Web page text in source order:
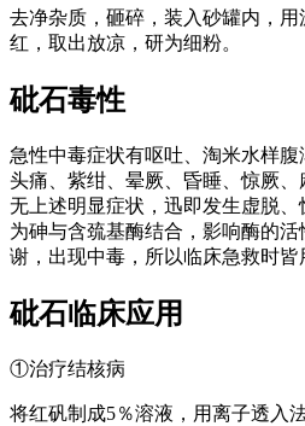
去净杂质，砸碎，装入砂罐内，
红，取出放凉，研为细粉。
砒石毒性
急性中毒症状有呕吐、淘米水样腹
头痛、紫绀、晕厥、昏睡、惊厥
无上述明显症状，迅即发生虚脱
为砷与含巯基酶结合，影响酶的
谢，出现中毒，所以临床急救时皆
砒石临床应用
①治疗结核病
将红矾制成5％溶液，用离子透入